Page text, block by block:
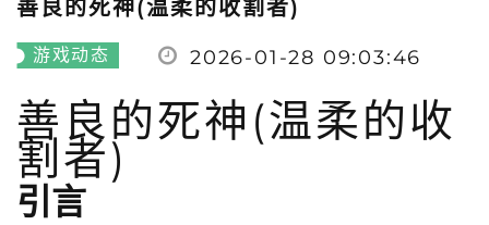
善良的死神(温柔的收割者)
游戏动态 2026-01-28 09:03:46
善良的死神(温柔的收
割者)
引言